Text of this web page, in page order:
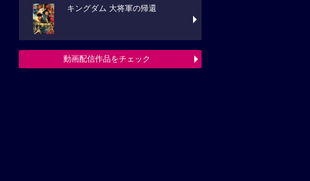
キングダム 大将軍の帰還
動画配信作品をチェック